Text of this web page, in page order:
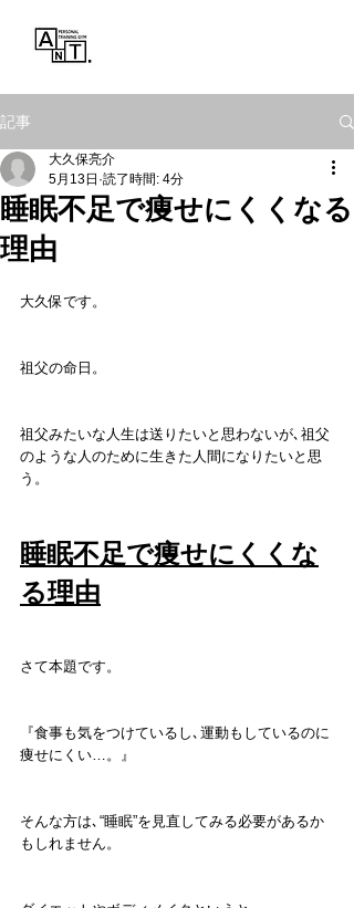
記事
睡眠不足で痩せにくくなる
理由
大久保亮介
5月13日 読了時間: 4分
大久保です。
祖父の命日。
祖父みたいな人生は送りたいと思わないが､祖父
のような人のために生きた人間になりたいと思
う。
睡眠不足で痩せにくくな
る理由
さて本題です。
『食事も気をつけているし､運動もしているのに
痩せにくい…。』
そんな方は､“睡眠”を見直してみる必要があるか
もしれません。